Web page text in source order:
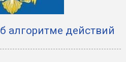
алгоритме действий